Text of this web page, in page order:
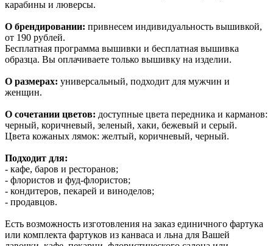
карабины и люверсы.
О брендировании: привнесем индивидуальность вышивкой,
от 190 рублей.
Бесплатная программа вышивки и бесплатная вышивка
образца. Вы оплачиваете только вышивку на изделии.
О размерах: универсальный, подходит для мужчин и
женщин.
О сочетании цветов: доступные цвета передника и карманов:
черный, коричневый, зеленый, хаки, бежевый и серый.
Цвета кожаных лямок: желтый, коричневый, черный.
Подходит для:
- кафе, баров и ресторанов;
- флористов и фуд-флористов;
- кондитеров, пекарей и виноделов;
- продавцов.
Есть возможность изготовления на заказ единичного фартука
или комплекта фартуков из канваса и льна для Вашей